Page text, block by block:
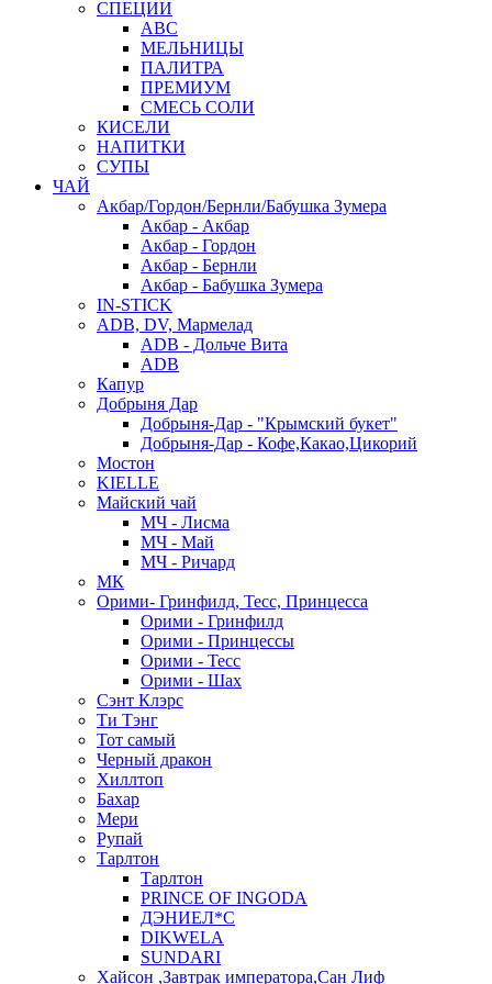
СПЕЦИИ
АВС
МЕЛЬНИЦЫ
ПАЛИТРА
ПРЕМИУМ
СМЕСЬ СОЛИ
КИСЕЛИ
НАПИТКИ
СУПЫ
ЧАЙ
Акбар/Гордон/Бернли/Бабушка Зумера
Акбар - Акбар
Акбар - Гордон
Акбар - Бернли
Акбар - Бабушка Зумера
IN-STICK
ADB, DV, Мармелад
ADB - Дольче Вита
ADB
Капур
Добрыня Дар
Добрыня-Дар - "Крымский букет"
Добрыня-Дар - Кофе,Какао,Цикорий
Мостон
KIELLE
Майский чай
МЧ - Лисма
МЧ - Май
МЧ - Ричард
МК
Орими- Гринфилд, Тесс, Принцесса
Орими - Гринфилд
Орими - Принцессы
Орими - Тесс
Орими - Шах
Сэнт Клэрс
Ти Тэнг
Тот самый
Черный дракон
Хиллтоп
Бахар
Мери
Рупай
Тарлтон
Тарлтон
PRINCE OF INGODA
ДЭНИЕЛ*С
DIKWELA
SUNDARI
Хайсон ,Завтрак императора,Сан Лиф